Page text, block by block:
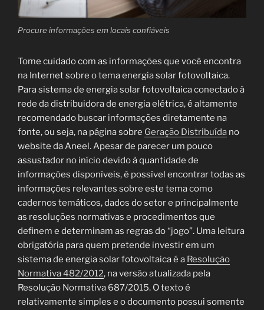
Procure informações em locais confiáveis
Tome cuidado com as informações que você encontra
na Internet sobre o tema energia solar fotovoltaica.
Para sistema de energia solar fotovoltaica conectado à
rede da distribuidora de energia elétrica, é altamente
recomendado buscar informações diretamente na
fonte, ou seja, na página sobre Geração Distribuída no
website da Aneel. Apesar de parecer um pouco
assustador no início devido à quantidade de
informações disponíveis, é possível encontrar todas as
informações relevantes sobre este tema como
cadernos temáticos, dados do setor e principalmente
as resoluções normativas e procedimentos que
definem e determinam as regras do “jogo”. Uma leitura
obrigatória para quem pretende investir em um
sistema de energia solar fotovoltaica é a Resolução
Normativa 482/2012, na versão atualizada pela
Resolução Normativa 687/2015. O texto é
relativamente simples e o documento possui somente